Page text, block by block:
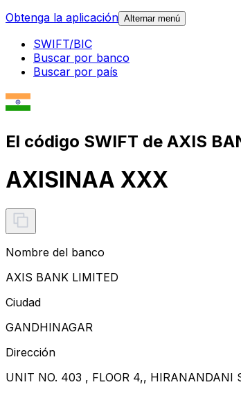
Obtenga la aplicación Alternar menú
SWIFT/BIC
Buscar por banco
Buscar por país
El código SWIFT de AXIS
AXISINAA XXX
Nombre del banco
AXIS BANK LIMITED
Ciudad
GANDHINAGAR
Dirección
UNIT NO. 403 , FLOOR 4,, HIRANANDANI